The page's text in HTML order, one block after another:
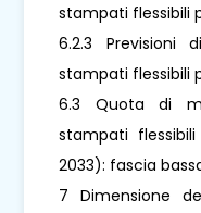
stampati flessibili
6.2.3 Previsioni
stampati flessibili
6.3 Quota di
stampati
2033): fascia
7 Dimensione